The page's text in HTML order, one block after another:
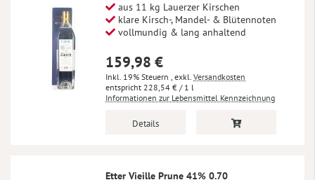
aus 11 kg Lauerzer Kirschen
klare Kirsch-, Mandel- & Blütennoten
vollmundig & lang anhaltend
159,98 €
Inkl. 19% Steuern , exkl. Versandkosten
228,54 € / 1 l
Informationen zur Lebensmittel Kennzeichnung
Details
Etter Vieille Prune 41% 0.70